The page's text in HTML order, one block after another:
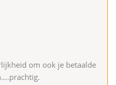
om ook je betaalde